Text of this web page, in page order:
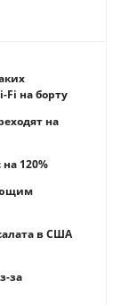
Fi на борту
на
120%
в США
за